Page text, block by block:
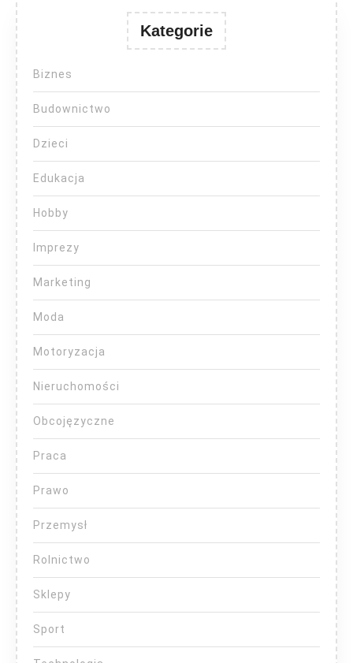
Kategorie
Biznes
Budownictwo
Dzieci
Edukacja
Hobby
Imprezy
Marketing
Moda
Motoryzacja
Nieruchomości
Obcojęzyczne
Praca
Prawo
Przemysł
Rolnictwo
Sklepy
Sport